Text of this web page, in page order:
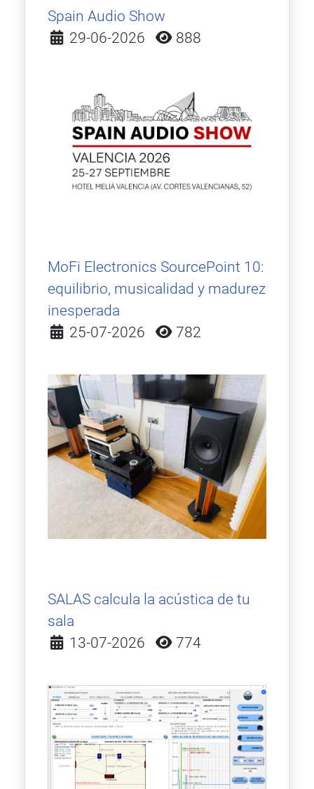
Spain Audio Show
Detalles
29-06-2026 888
MoFi Electronics SourcePoint 10:
equilibrio, musicalidad y madurez
inesperada
Detalles
25-07-2026 782
SALAS calcula la acústica de tu
sala
Detalles
13-07-2026 774